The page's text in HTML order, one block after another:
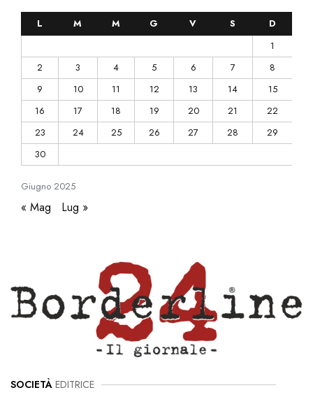
Giugno 2025
L M M G V S
D
1
2
3 4 5 6 7
8
9
10 11 12 13 14
15
16
17 18 19 20 21
22
23
24 25 26 27 28
29
30
« Mag Lug »
SOCIETÀ EDITRICE